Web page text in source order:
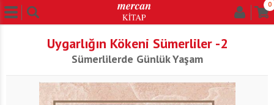
0
Uygarlığın Kökeni Sümerliler -2
Sümerlilerde Günlük Yaşam